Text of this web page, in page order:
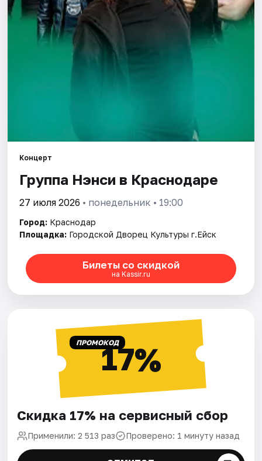
Артисты
Рейтинги
Концерт
Группа Нэнси в Краснодаре
27 июля 2026 • понедельник • 19:00
Город: Краснодар
Площадка: Городской Дворец Культуры г.Ейск
Билеты со скидкой
на Kassir.ru
ПРОМОКОД17%
Скидка 17% на сервисный сбор
Применили: 2 513 раз Проверено: 1 минуту назад